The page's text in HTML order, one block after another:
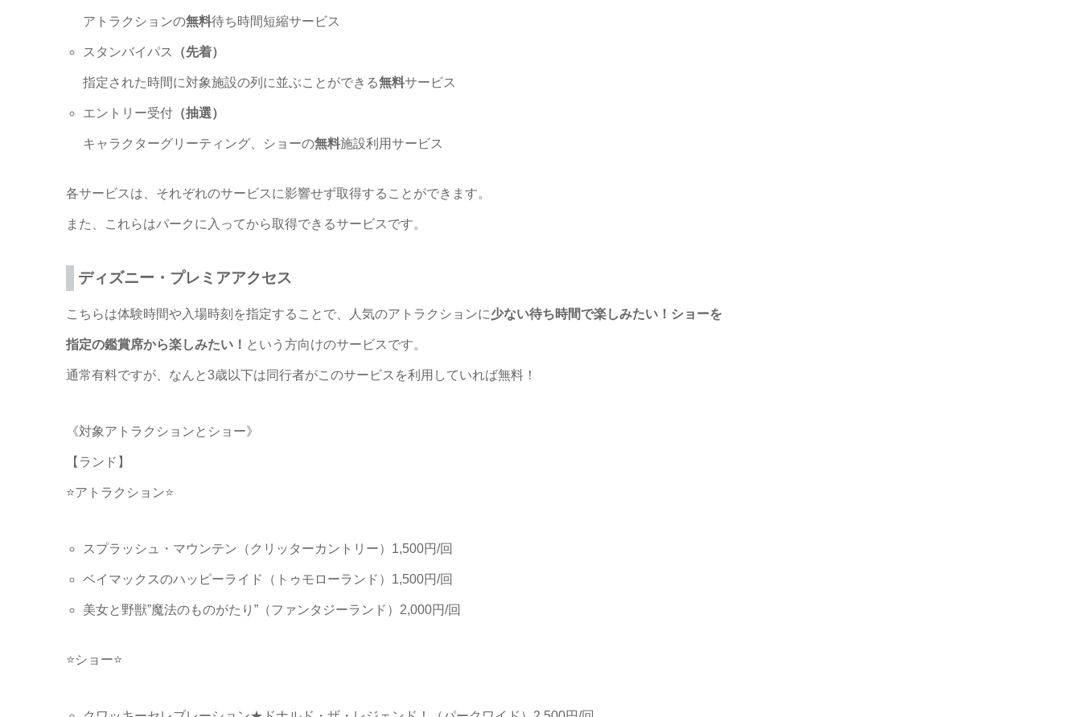
アトラクションの無料待ち時間短縮サービス
スタンバイパス （先着）
指定された時間に対象施設の列に並ぶことができる無料サービス
エントリー受付（抽選）
キャラクターグリーティング、ショーの無料施設利用サービス
各サービスは、それぞれのサービスに影響せず取得することができます。
また、これらはパークに入ってから取得できるサービスです。
ディズニー・プレミアアクセス
こちらは体験時間や入場時刻を指定することで、人気のアトラクションに少ない待ち時間で楽しみたい！ショーを
指定の鑑賞席から楽しみたい！ という方向けのサービスです。
通常有料ですが、なんと3歳以下は同行者がこのサービスを利用していれば無料！
《対象アトラクションとショー》
【ランド】
⭐アトラクション⭐
スプラッシュ・マウンテン（クリッターカントリー）1,500円/回
ベイマックスのハッピーライド（トゥモローランド）1,500円/回
美女と野獣”魔法のものがたり”（ファンタジーランド）2,000円/回
⭐ショー⭐